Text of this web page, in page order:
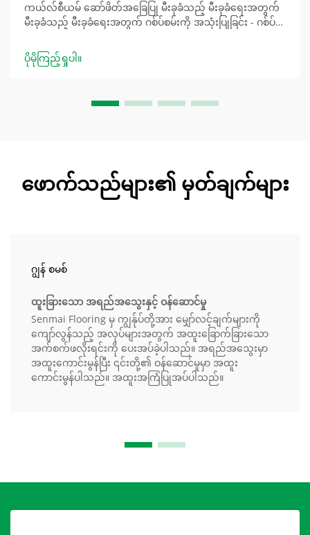
ကယ်လ်စီယမ် ဆော်ဖိတ်အခြေပြု မီးခုခံသည့် မီးခုခံရေးအတွက်
မီးခုခံသည့် မီးခုခံရေးအတွက် ဂစ်ပ်စမ်းကို အသုံးပြုခြင်း - ဂစ်ပ်
ရေးအတွက် မီးခုခံသည့် မီးခုခံရေးအတွက် ဂစ်ပ်စမ်းပါသည့် မီး
ခုခံသည့် မီးခုခံရေးအတွက် ဂစ်ပ်စမ်းပါသည့် မီးခုခံသည့် မီးခုခံ
သည့် မီးခုခံရေးအတွက် ဂစ်ပ်စမ်းပါသည့် မီးခုခံသည့် မီးခုခံရေး
ပိုမိုကြည့်ရှုပါ။
ဖောက်သည်များ၏ မှတ်ချက်များ
ဂျွန် စမစ်
ထူးခြားသော အရည်အသွေးနှင့် ဝန်ဆောင်မှု
Senmai Flooring မှ ကျွန်ုပ်တို့အား မျှော်လင့်ချက်များကို
ကျော်လွန်သည့် အလုပ်များအတွက် အထူးခြောက်ခြားသော
အက်စက်ဖလိုးရင်းကို ပေးအပ်ခဲ့ပါသည်။ အရည်အသွေးမှာ
အထူးကောင်းမွန်ပြီး ၎င်းတို့၏ ဝန်ဆောင်မှုမှာ အထူး
ကောင်းမွန်ပါသည်။ အထူးအကြံပြုအပ်ပါသည်။